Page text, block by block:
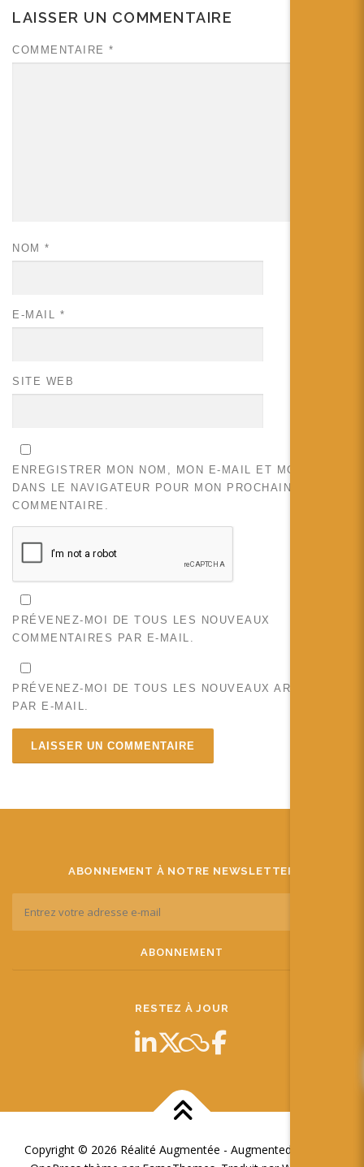
LAISSER UN COMMENTAIRE
COMMENTAIRE *
NOM *
E-MAIL *
SITE WEB
ENREGISTRER MON NOM, MON E-MAIL ET MON SITE
DANS LE NAVIGATEUR POUR MON PROCHAIN
COMMENTAIRE.
PRÉVENEZ-MOI DE TOUS LES NOUVEAUX
COMMENTAIRES PAR E-MAIL.
PRÉVENEZ-MOI DE TOUS LES NOUVEAUX ARTICLES
PAR E-MAIL.
ABONNEMENT À NOTRE NEWSLETTER
RESTEZ À JOUR
Copyright © 2026 Réalité Augmentée - Augmented Reality